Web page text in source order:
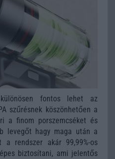
fontos lehet az
szűrésnek köszönhetően a
a finom porszemcséket és
levegőt hagy maga után a
a rendszer akár 99,99%-os
biztosítani, ami jelentős